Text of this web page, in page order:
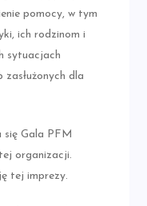
pomocy, w tym
ich rodzinom i
sytuacjach
dla
Gala PFM
organizacji.
tej imprezy.